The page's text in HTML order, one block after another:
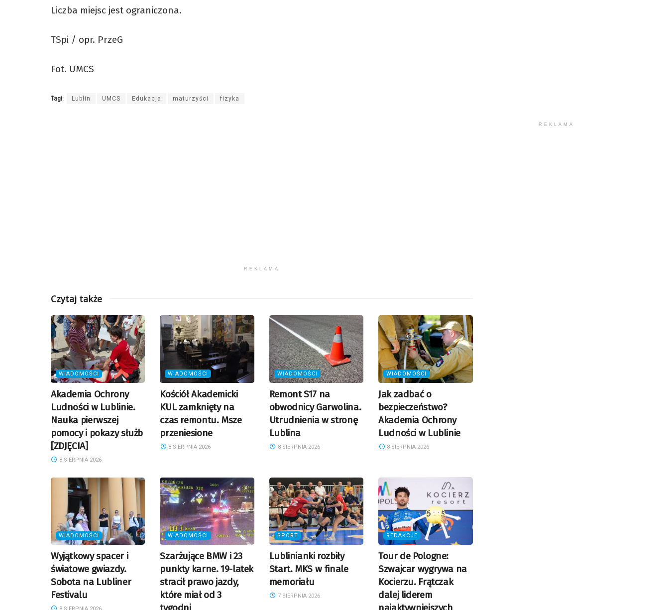
Liczba miejsc jest ograniczona.
TSpi / opr. PrzeG
Fot. UMCS
Tagi: Lublin UMCS Edukacja maturzyści fizyka
REKLAMA
Czytaj także
WIADOMOŚCI
Akademia Ochrony
Ludności w Lublinie.
Nauka pierwszej
pomocy i pokazy służb
[ZDJĘCIA]
8 SIERPNIA 2026
WIADOMOŚCI
Kościół Akademicki
KUL zamknięty na
czas remontu. Msze
przeniesione
8 SIERPNIA 2026
WIADOMOŚCI
Remont S17 na
obwodnicy Garwolina.
Utrudnienia w stronę
Lublina
8 SIERPNIA 2026
WIADOMOŚCI
Jak zadbać o
bezpieczeństwo?
Akademia Ochrony
Ludności w Lublinie
8 SIERPNIA 2026
WIADOMOŚCI
Wyjątkowy spacer i
światowe gwiazdy.
Sobota na Lubliner
Festivalu
WIADOMOŚCI
Szarżujące BMW i 23
punkty karne. 19-latek
stracił prawo jazdy,
które miał od 3
SPORT
Lublinianki rozbiły
Start. MKS w finale
memoriału
7 SIERPNIA 2026
REDAKCJE
Tour de Pologne:
Szwajcar wygrywa na
Kocierzu. Frątczak
dalej liderem
REKLAMA